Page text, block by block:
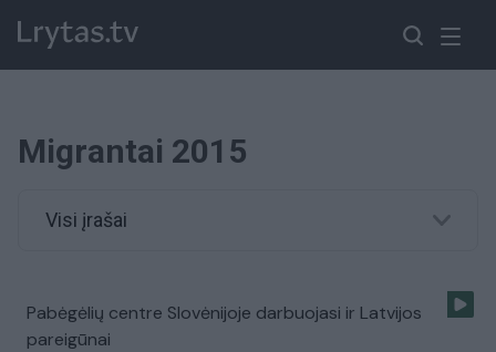
Migrantai 2015
Visi įrašai
Pabėgėlių centre Slovėnijoje darbuojasi ir Latvijos
pareigūnai